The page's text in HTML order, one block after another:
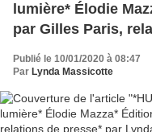
lumière* Élodie
par Gilles Paris,
Massicotte*
Publié le 10/01/2020 à 08:47
Par Lynda Massicotte